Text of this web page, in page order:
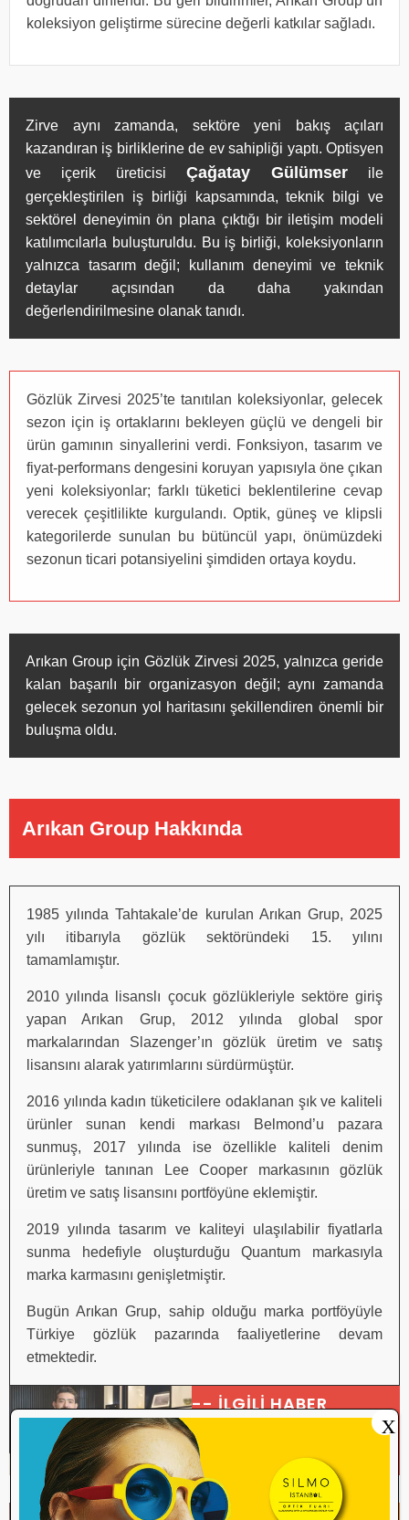
koleksiyon geliştirme sürecine değerli katkılar sağladı.
Zirve aynı zamanda, sektöre yeni bakış açıları
kazandıran iş birliklerine de ev sahipliği yaptı. Optisyen
ve içerik üreticisi Çağatay Gülümser ile
gerçekleştirilen iş birliği kapsamında, teknik bilgi ve
sektörel deneyimin ön plana çıktığı bir iletişim modeli
katılımcılarla buluşturuldu. Bu iş birliği, koleksiyonların
yalnızca tasarım değil; kullanım deneyimi ve teknik
detaylar açısından da daha yakından
değerlendirilmesine olanak tanıdı.
Gözlük Zirvesi 2025’te tanıtılan koleksiyonlar, gelecek
sezon için iş ortaklarını bekleyen güçlü ve dengeli bir
ürün gamının sinyallerini verdi. Fonksiyon, tasarım ve
fiyat-performans dengesini koruyan yapısıyla öne çıkan
yeni koleksiyonlar; farklı tüketici beklentilerine cevap
verecek çeşitlilikte kurgulandı. Optik, güneş ve klipsli
kategorilerde sunulan bu bütüncül yapı, önümüzdeki
sezonun ticari potansiyelini şimdiden ortaya koydu.
Arıkan Group için Gözlük Zirvesi 2025, yalnızca geride
kalan başarılı bir organizasyon değil; aynı zamanda
gelecek sezonun yol haritasını şekillendiren önemli bir
buluşma oldu.
Arıkan Group Hakkında
1985 yılında Tahtakale’de kurulan Arıkan Grup, 2025
yılı itibarıyla gözlük sektöründeki 15. yılını
tamamlamıştır.
2010 yılında lisanslı çocuk gözlükleriyle sektöre giriş
yapan Arıkan Grup, 2012 yılında global spor
markalarından Slazenger’ın gözlük üretim ve satış
lisansını alarak yatırımlarını sürdürmüştür.
2016 yılında kadın tüketicilere odaklanan şık ve kaliteli
ürünler sunan kendi markası Belmond’u pazara
sunmuş, 2017 yılında ise özellikle kaliteli denim
ürünleriyle tanınan Lee Cooper markasının gözlük
üretim ve satış lisansını portföyüne eklemiştir.
2019 yılında tasarım ve kaliteyi ulaşılabilir fiyatlarla
sunma hedefiyle oluşturduğu Quantum markasıyla
marka karmasını genişletmiştir.
Bugün Arıkan Grup, sahip olduğu marka portföyüyle
Türkiye gözlük pazarında faaliyetlerine devam
etmektedir.
-- İLGİLİ HABER
Arıkan Group 2024 yılı ilk
çeyrekte %40 büyüdü
X